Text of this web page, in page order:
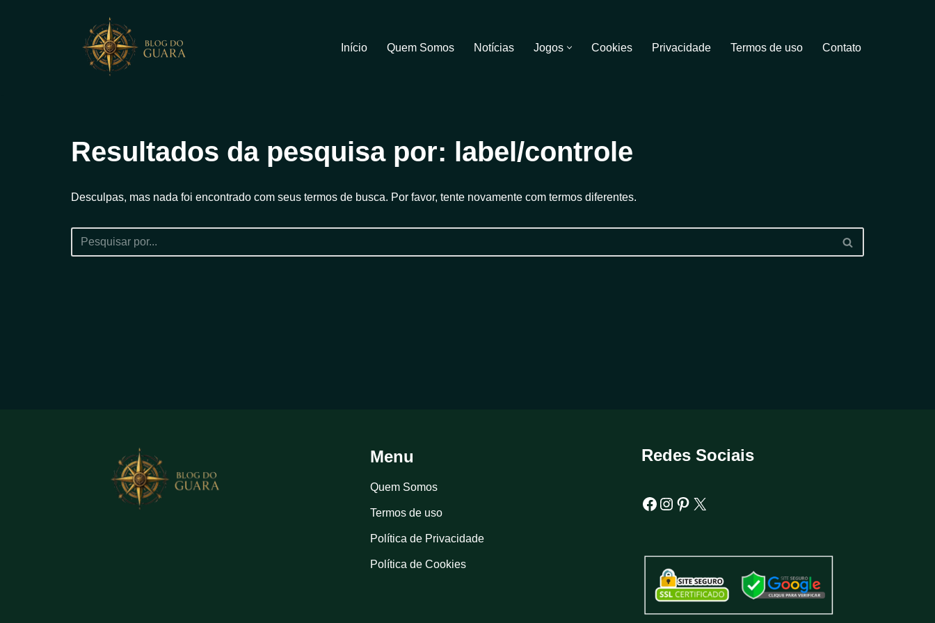
Início Quem Somos Notícias Jogos Cookies Privacidade Termos de uso Contato
Resultados da pesquisa por: label/controle
Desculpas, mas nada foi encontrado com seus termos de busca. Por favor, tente novamente com termos diferentes.
Menu
Quem Somos
Termos de uso
Política de Privacidade
Política de Cookies
Redes Sociais